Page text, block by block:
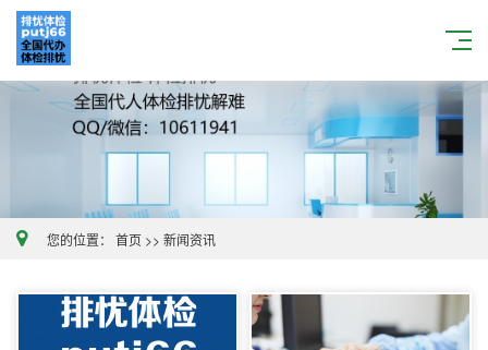
您的位置： 首页 >> 新闻资讯